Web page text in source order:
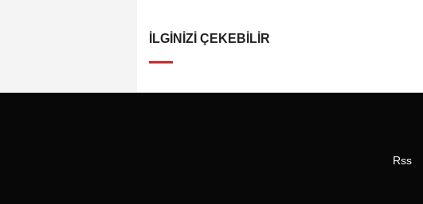
İLGINIZI ÇEKEBILIR
Rss